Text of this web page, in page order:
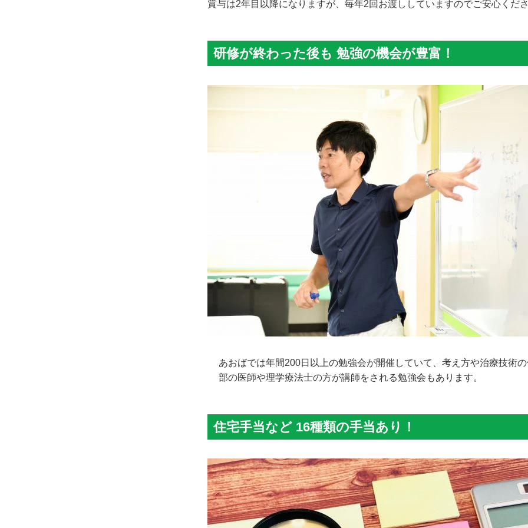
賞与は2年目以降になりますが、毎年2回お渡ししていますのでご安心くだ
研修が終わった後も 勉強の機会が豊富！
あおばでは年間200日以上の勉強会が開催していて、考え方や治療技術
部の医師や理学療法士の方が講師をされる勉強会もあります。
住宅手当など 16種類の手当あり！